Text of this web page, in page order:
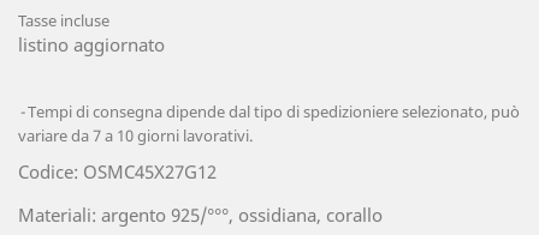
Tasse incluse
listino aggiornato
Tempi di consegna dipende dal tipo di spedizioniere selezionato, può
variare da 7 a 10 giorni lavorativi.
Codice: OSMC45X27G12
Materiali: argento 925/°°°, ossidiana, corallo